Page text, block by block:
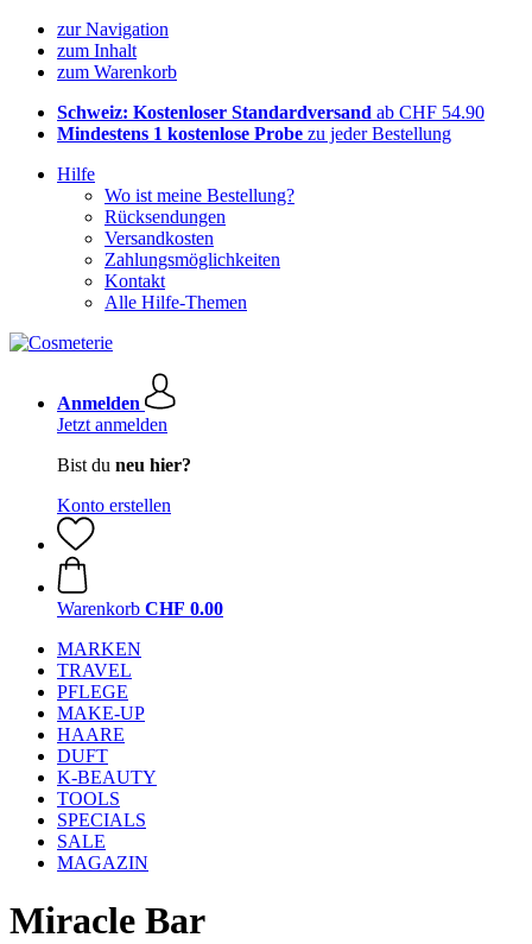
zur Navigation
zum Inhalt
zum Warenkorb
Schweiz: Kostenloser Standardversand ab CHF 54.90
Mindestens 1 kostenlose Probe zu jeder Bestellung
Hilfe
Wo ist meine Bestellung?
Rücksendungen
Versandkosten
Zahlungsmöglichkeiten
Kontakt
Alle Hilfe-Themen
Anmelden
Jetzt anmelden
Bist du neu hier?
Konto erstellen
Warenkorb CHF 0.00
MARKEN
TRAVEL
PFLEGE
MAKE-UP
HAARE
DUFT
K-BEAUTY
TOOLS
SPECIALS
SALE
MAGAZIN
Miracle Bar